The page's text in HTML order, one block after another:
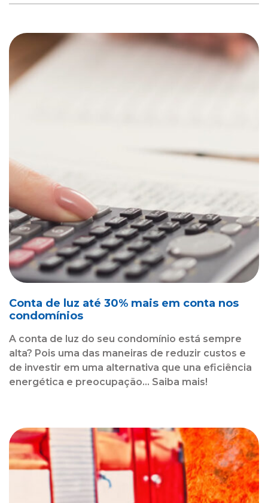
Conta de luz até 30% mais em conta nos
condomínios
A conta de luz do seu condomínio está sempre
alta? Pois uma das maneiras de reduzir custos e
de investir em uma alternativa que una eficiência
energética e preocupação... Saiba mais!